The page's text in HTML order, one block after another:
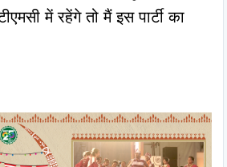
में रहेंगे तो मैं इस पार्टी का